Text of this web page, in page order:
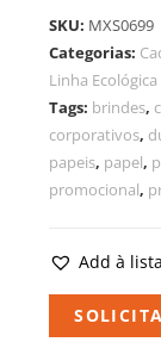
SKU: MXS0699
Categorias:
Linha Ecológica
Tags: brindes,
corporativos,
papeis, papel,
promocional,
Add à